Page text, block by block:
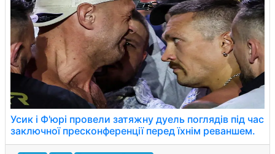
Усик і Ф'юрі провели затяжну дуель поглядів під час
заключної пресконференції перед їхнім реваншем.